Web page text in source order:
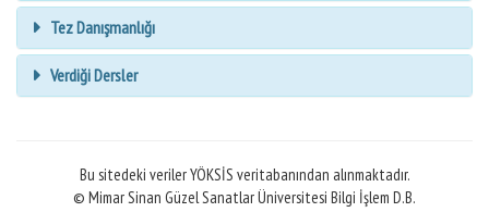
Tez Danışmanlığı
Verdiği Dersler
Bu sitedeki veriler YÖKSİS veritabanından alınmaktadır.
© Mimar Sinan Güzel Sanatlar Üniversitesi Bilgi İşlem D.B.